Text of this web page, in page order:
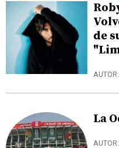
de
AUTOR:
La
AUTOR: